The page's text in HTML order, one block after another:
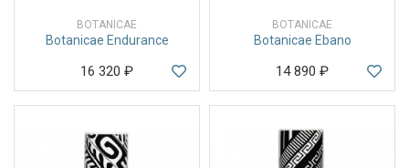
BOTANICAE
Botanicae Endurance
16 320 ₽
BOTANICAE
Botanicae Ebano
14 890 ₽